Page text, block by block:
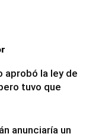
aprobó la ley de
tuvo que
anunciaría un